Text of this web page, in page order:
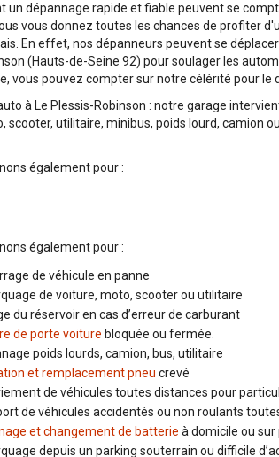
un dépannage rapide et fiable peuvent se
vous donnez toutes les chances de profiter
En effet, nos dépanneurs peuvent se
(Hauts-de-Seine 92) pour soulager les
vous pouvez compter sur notre célérité pour le
à Le Plessis-Robinson : notre garage
scooter, utilitaire, minibus, poids lourd, camion
également pour :
également pour :
de véhicule en panne
de voiture, moto, scooter ou utilitaire
du réservoir en cas d’erreur de carburant
de porte voiture bloquée ou fermée.
poids lourds, camion, bus, utilitaire
et remplacement pneu crevé
de véhicules toutes distances pour
de véhicules accidentés ou non roulants
et changement de batterie à domicile ou sur
depuis un parking souterrain ou difficile